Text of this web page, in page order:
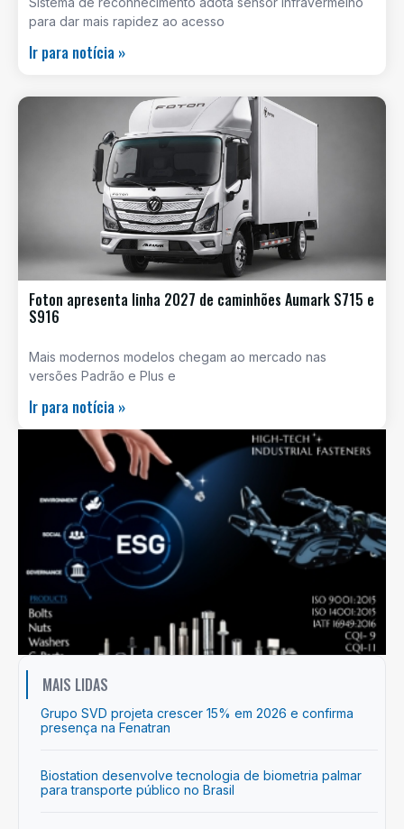
para dar mais rapidez ao acesso
Ir para notícia »
Foton apresenta linha 2027 de caminhões Aumark S715 e
S916
Mais modernos modelos chegam ao mercado nas
versões Padrão e Plus e
Ir para notícia »
MAIS LIDAS
Grupo SVD projeta crescer 15% em 2026 e confirma
presença na Fenatran
Biostation desenvolve tecnologia de biometria palmar
para transporte público no Brasil